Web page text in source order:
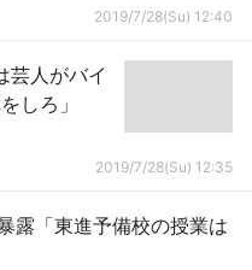
2019/7/28(Su) 12:40
芸人がバイ
しろ」
2019/7/28(Su) 12:35
露「東進予備校の授業は